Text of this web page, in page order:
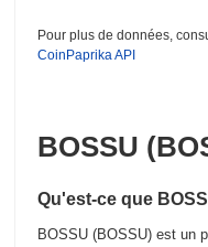
Pour plus de données,
CoinPaprika API
BOSSU
Qu'est-ce que
BOSSU (BOSSU) est un